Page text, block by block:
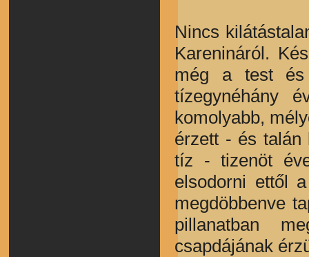
Nincs
Karenináról.
még a test és
tízegynéhány
komolyabb,
érzett - és talán
tíz - tizenöt
elsodorni ettől
megdöbbenve
pillanatban
csapdájának